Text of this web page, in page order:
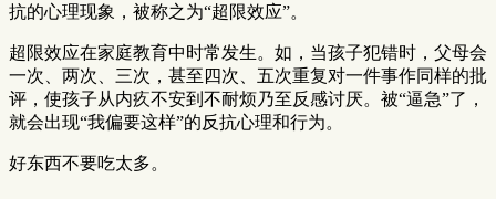
抗的心理现象，被称之为“超限效应”。
超限效应在家庭教育中时常发生。如，当孩子犯错时，父母会
一次、两次、三次，甚至四次、五次重复对一件事作同样的批
评，使孩子从内疚不安到不耐烦乃至反感讨厌。被“逼急”了，
就会出现“我偏要这样”的反抗心理和行为。
好东西不要吃太多。